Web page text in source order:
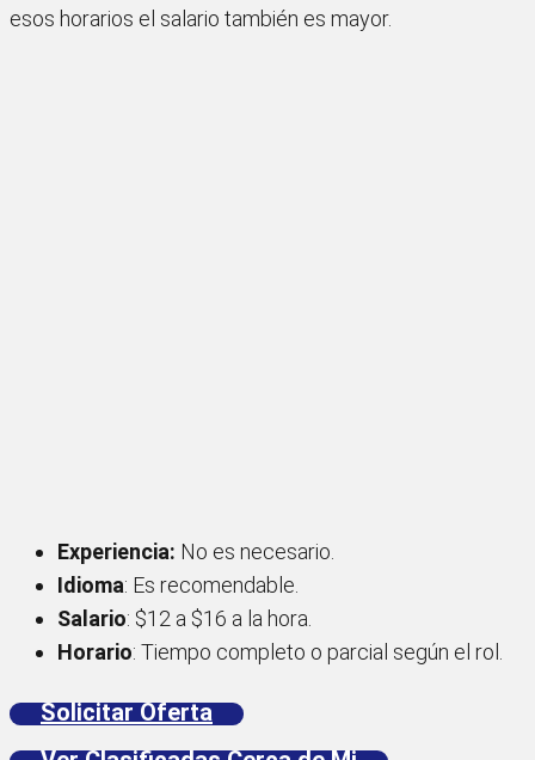
esos horarios el salario también es mayor.
Experiencia: No es necesario.
Idioma: Es recomendable.
Salario: $12 a $16 a la hora.
Horario: Tiempo completo o parcial según el rol.
Solicitar Oferta